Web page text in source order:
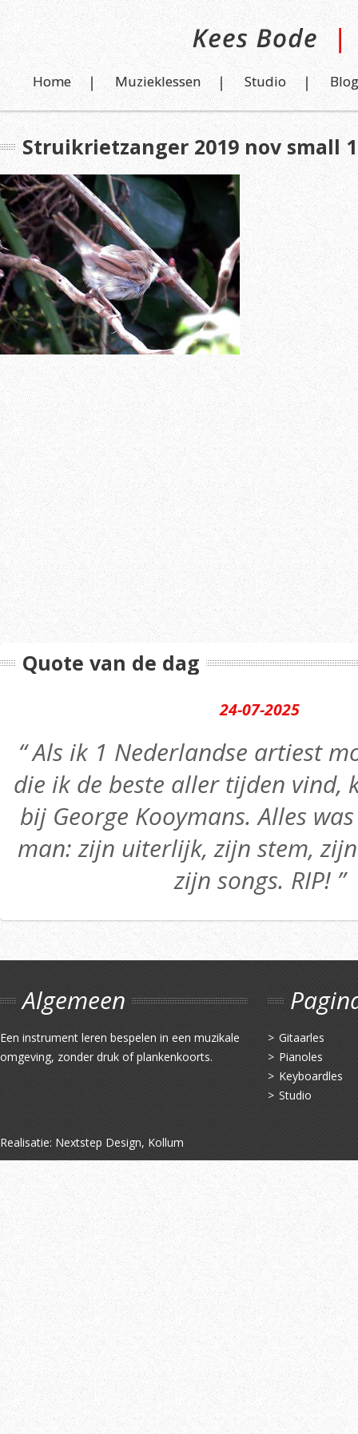
Home Muzieklessen Studio Blog
Struikrietzanger 2019 nov small 1
Quote van de dag
24-07-2025
“ Als ik 1 Nederlandse artiest
die ik de beste aller tijden vind,
bij George Kooymans. Alles
man: zijn uiterlijk, zijn stem,
zijn songs. RIP! ”
Algemeen
Een instrument leren bespelen in een muzikale
omgeving, zonder druk of plankenkoorts.
Gitaarles
Pianoles
Keyboardles
Studio
Realisatie: Nextstep Design, Kollum